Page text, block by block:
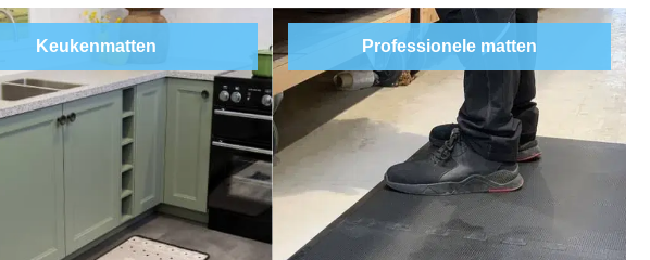
Keukenmatten Professionele matten